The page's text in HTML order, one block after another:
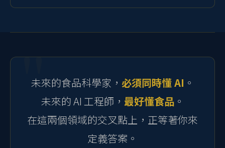
學習 Python、R 語言、RSM 實驗設計、機器學習與統計
資料。
未來的食品科學家， 必須同時懂 AI 。
未來的 AI 工程師， 最好懂食品。
在這兩個領域的交叉點上，正等著你來
定義答案。